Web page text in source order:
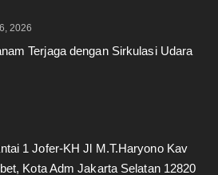
2026
Terjaga dengan Sirkulasi Udara
1 Jofer-KH Jl M.T.Haryono Kav
Kota Adm Jakarta Selatan 12820